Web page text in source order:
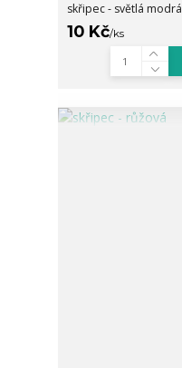
skřipec - světlá modrá
10 Kč/ks